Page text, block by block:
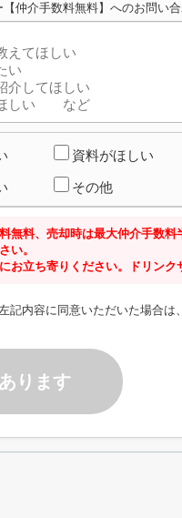
仲介手数料無料】へのお問い合
資料がほしい
その他
料、売却時は最大仲介手数料
い。
お立ち寄りください。ドリンク
記内容に同意いただいた場合は
ります